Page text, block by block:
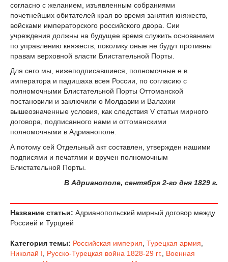
согласно с желанием, изъявленным собраниями
почетнейших обитателей края во время занятия княжеств,
войсками императорского российского двора. Сии
учреждения должны на будущее время служить основанием
по управлению княжеств, поколику оные не будут противны
правам верховной власти Блистательной Порты.
Для сего мы, нижеподписавшиеся, полномочные е.в.
императора и падишаха всея России, по согласию с
полномочными Блистательной Порты Оттоманской
постановили и заключили о Молдавии и Валахии
вышеозначенные условия, как следствия V статьи мирного
договора, подписанного нами и оттоманскими
полномочными в Адрианополе.
А потому сей Отдельный акт составлен, утвержден нашими
подписями и печатями и вручен полномочным
Блистательной Порты.
В Адрианополе, сентября 2-го дня 1829 г.
Название статьи: Адрианопольский мирный договор между
Россией и Турцией
Категория темы: Российская империя Турецкая армия
Николай I
Русско-Турецкая война 1828-29 гг.
Военная